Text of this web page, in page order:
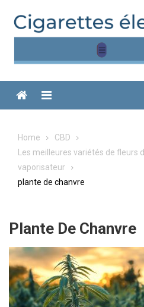
content
Menu
Home
CBD
Les meilleures variétés de fleurs
vaporisateur
plante de chanvre
Plante De Chanvre